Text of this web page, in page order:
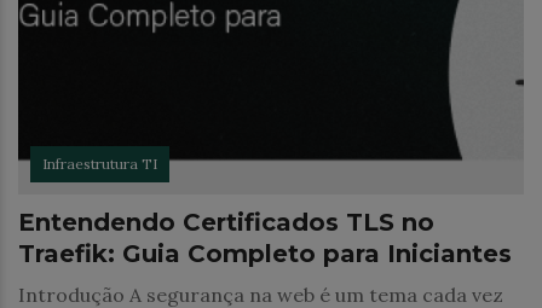
Infraestrutura TI
Entendendo Certificados TLS no
Traefik: Guia Completo para Iniciantes
Introdução A segurança na web é um tema cada vez